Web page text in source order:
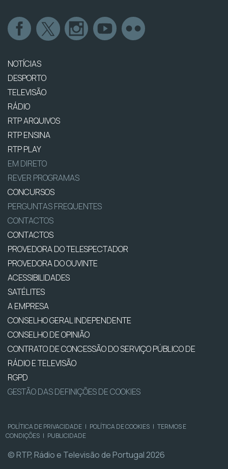
NOTÍCIAS
DESPORTO
TELEVISÃO
RÁDIO
RTP ARQUIVOS
RTP ENSINA
RTP PLAY
EM DIRETO
REVER PROGRAMAS
CONCURSOS
PERGUNTAS FREQUENTES
CONTACTOS
CONTACTOS
PROVEDORA DO TELESPECTADOR
PROVEDORA DO OUVINTE
ACESSIBILIDADES
SATÉLITES
A EMPRESA
CONSELHO GERAL INDEPENDENTE
CONSELHO DE OPINIÃO
CONTRATO DE CONCESSÃO DO SERVIÇO PÚBLICO DE
RÁDIO E TELEVISÃO
RGPD
GESTÃO DAS DEFINIÇÕES DE COOKIES
POLÍTICA DE PRIVACIDADE | POLÍTICA DE COOKIES | TERMOS E
CONDIÇÕES | PUBLICIDADE
© RTP, Rádio e Televisão de Portugal 2026